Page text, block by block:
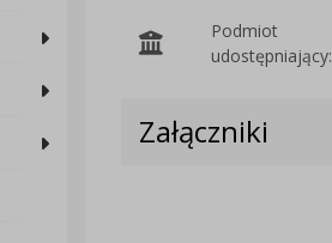
Podmiot
udostępniający:
Załączniki